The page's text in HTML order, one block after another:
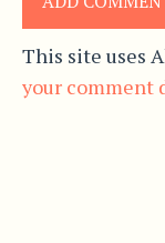
This site uses
your comment